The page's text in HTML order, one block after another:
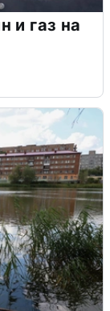
и газ на